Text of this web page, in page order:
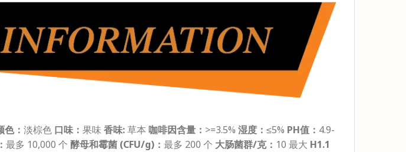
色： 淡棕色 口味： 果味 香味:草本 咖啡因含量： >=3.5% 湿度： ≤5% PH值： 4.9-
最多 10,000 个 酵母和霉菌 (CFU/g)： 最多 200 个 大肠菌群/克： 10 最大 H1.1